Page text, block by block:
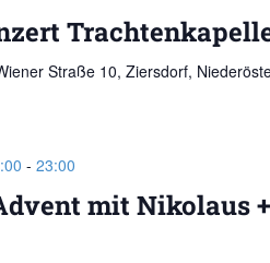
Straße 10, Ziersdorf,
- 23:00
mit Nikolaus